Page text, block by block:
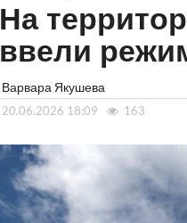
На
ввели
Варвара Якушева
20.06.2026 18:09 163